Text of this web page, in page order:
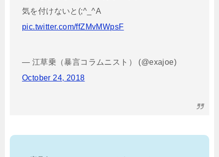
気を付けないと(;^_^A
pic.twitter.com/ffZMvMWpsF
— 江草乗（暴言コラムニスト） (@exajoe)
October 24, 2018